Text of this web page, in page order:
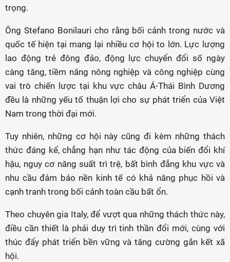
trọng.
Ông Stefano Bonilauri cho rằng bối cảnh trong nước và
quốc tế hiện tại mang lại nhiều cơ hội to lớn. Lực lượng
lao động trẻ đông đảo, động lực chuyển đổi số ngày
càng tăng, tiềm năng nông nghiệp và công nghiệp cùng
vai trò chiến lược tại khu vực châu Á-Thái Bình Dương
đều là những yếu tố thuận lợi cho sự phát triển của Việt
Nam trong thời đại mới.
Tuy nhiên, những cơ hội này cũng đi kèm những thách
thức đáng kể, chẳng hạn như tác động của biến đổi khí
hậu, nguy cơ năng suất trì trệ, bất bình đẳng khu vực và
nhu cầu đảm bảo nền kinh tế có khả năng phục hồi và
cạnh tranh trong bối cảnh toàn cầu bất ổn.
Theo chuyên gia Italy, để vượt qua những thách thức này,
điều cần thiết là phải duy trì tinh thần đổi mới, cùng với
thúc đẩy phát triển bền vững và tăng cường gắn kết xã
hội.